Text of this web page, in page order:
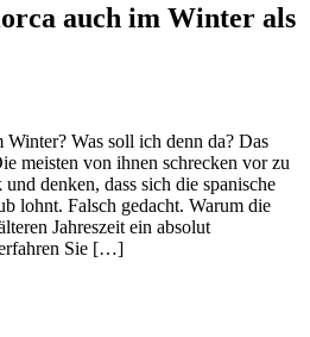
auch im Winter als
Was soll ich denn da? Das
meisten von ihnen schrecken vor zu
denken, dass sich die spanische
lohnt. Falsch gedacht. Warum die
Jahreszeit ein absolut
Sie […]